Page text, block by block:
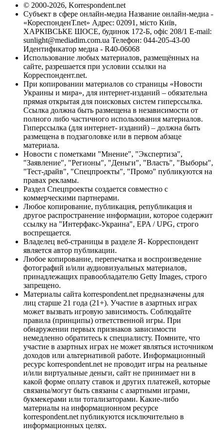
© 2000-2026, Korrespondent.net
Субъект в сфере онлайн-медиа Название онлайн-медиа -
«КореспонденТ.net» Адрес: 02091, місто Київ,
ХАРКІВСЬКЕ ШОСЕ, будинок 172-Б, офіс 208/1 E-mail:
sunlight@mediadim.com.ua Телефон: 044-205-43-00
Идентификатор медиа - R40-06068
Использование любых материалов, размещённых на
сайте, разрешается при условии ссылки на
Корреспондент.net.
При копировании материалов со страницы «Новости
Украины и мира», для интернет-изданий – обязательна
прямая открытая для поисковых систем гиперссылка.
Ссылка должна быть размещена в независимости от
полного либо частичного использования материалов.
Гиперссылка (для интернет- изданий) – должна быть
размещена в подзаголовке или в первом абзаце
материала.
Новости с пометками "Мнение", "Экспертиза",
"Заявление", "Регионы", "Деньги", "Власть", "Выборы",
"Тест-драйв", "Спецпроекты", "Промо" публикуются на
правах рекламы.
Раздел Спецпроекты создается совместно с
коммерческими партнерами.
Любое копирование, публикация, републикация и
другое распространение информации, которое содержит
ссылку на "Интерфакс-Украина", EPA / UPG, строго
воспрещается.
Владелец веб-страницы в разделе Я- Корреспондент
является автор публикации.
Любое копирование, перепечатка и воспроизведение
фотографий и/или аудиовизуальных материалов,
принадлежащих правообладателю Getty Images, строго
запрещено.
Материалы сайта korrespondent.net предназначены для
лиц старше 21 года (21+). Участие в азартных играх
может вызвать игровую зависимость. Соблюдайте
правила (принципы) ответственной игры. При
обнаружении первых признаков зависимости
немедленно обратитесь к специалисту. Помните, что
участие в азартных играх не может являться источником
доходов или альтернативой работе. Информационный
ресурс korrespondent.net не проводит игры на реальные
и/или виртуальные деньги, сайт не принимает ни в
какой форме оплату ставок и других платежей, которые
связаны/могут быть связаны с азартными играми,
букмекерами или тотализаторами. Какие-либо
материалы на информационном ресурсе
korrespondent.net публикуются исключительно в
информационных целях.